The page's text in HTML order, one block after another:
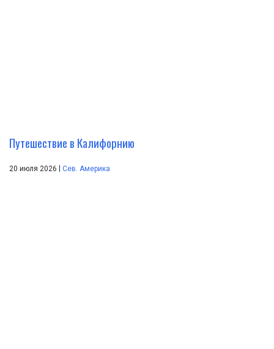
Путешествие в Калифорнию
20 июля 2026 Сев. Америка